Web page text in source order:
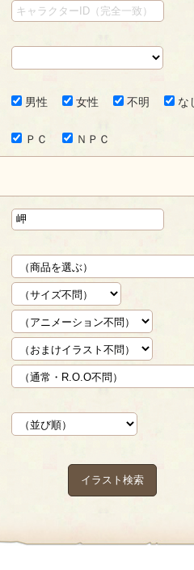
男性 女性 不明 な
ＰＣ ＮＰＣ
イラスト検索